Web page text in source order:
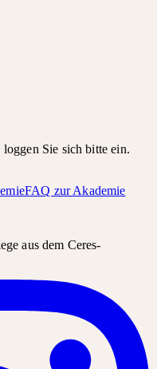
Sie sich bitte ein.
FAQ zur Akademie
aus dem Ceres-